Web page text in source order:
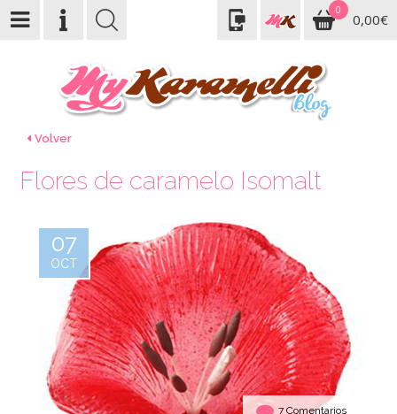
0
0,00€
Volver
Flores de caramelo Isomalt
07
OCT
7 Comentarios